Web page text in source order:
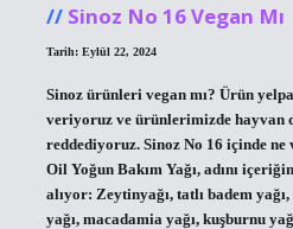
Sinoz No 16 Vegan Mı
Tarih: Eylül 22, 2024
Sinoz ürünleri vegan mı? Ürün
veriyoruz ve ürünlerimizde hayvan
reddediyoruz. Sinoz No 16 içinde
Oil Yoğun Bakım Yağı, adını
alıyor: Zeytinyağı, tatlı badem
yağı, macadamia yağı, kuşburnu